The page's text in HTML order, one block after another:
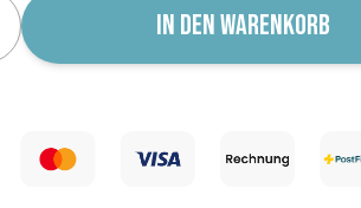
IN DEN WARENKORB